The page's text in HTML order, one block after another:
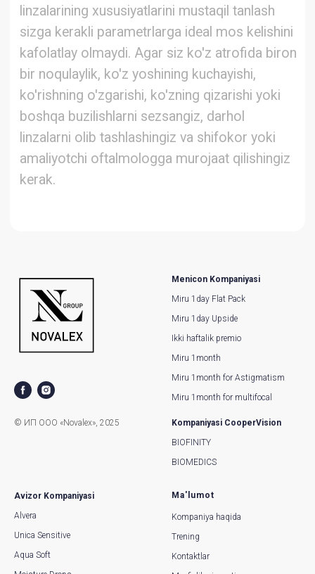
© ИП ООО «Novalex», 2025
Menicon Kompaniyasi
Miru 1day Flat Pack
Miru 1day Upside
Ikki haftalik premio
Miru 1month
Miru 1month for Astigmatism
Miru 1month for multifocal
Kompaniyasi CooperVision
BIOFINITY
BIOMEDICS
Avizor Kompaniyasi
Alvera
Unica Sensitive
Aqua Soft
Ma'lumot
Kompaniya haqida
Trening
Kontaktlar